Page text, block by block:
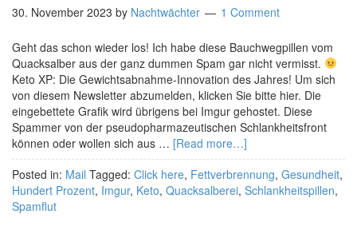
30. November 2023 by Nachtwächter 1 Comment
Geht das schon wieder los! Ich habe diese Bauchwegpillen vom
Quacksalber aus der ganz dummen Spam gar nicht vermisst.
Keto XP: Die Gewichtsabnahme-Innovation des Jahres! Um sich
von diesem Newsletter abzumelden, klicken Sie bitte hier. Die
eingebettete Grafik wird übrigens bei Imgur gehostet. Diese
Spammer von der pseudopharmazeutischen Schlankheitsfront
können oder wollen sich aus … [Read more…]
Posted in: Mail Tagged: Click here, Fettverbrennung, Gesundheit,
Hundert Prozent, Imgur, Keto, Quacksalberei, Schlankheitspillen,
Spamflut